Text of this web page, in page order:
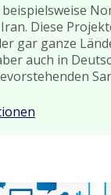
Diese
gar ganze
auch in